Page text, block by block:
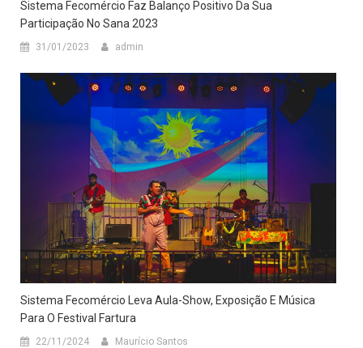
Sistema Fecomércio Faz Balanço Positivo Da Sua
Participação No Sana 2023
31/01/2023 admin
Sistema Fecomércio Leva Aula-Show, Exposição E Música
Para O Festival Fartura
22/11/2024 Maurício Santos